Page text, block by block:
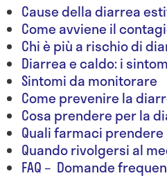
Cause della diarrea
Come avviene il
Chi è più a rischio di
Diarrea e caldo: i
Sintomi da monitorare
Come prevenire la
Cosa prendere per la
Quali farmaci
Quando rivolgersi al
FAQ – Domande